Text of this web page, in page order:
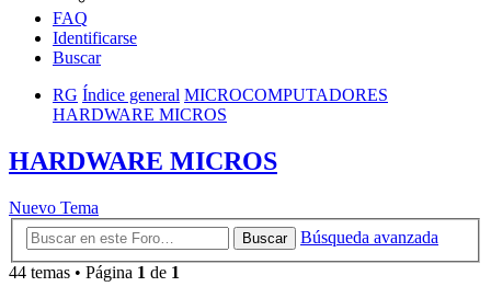
FAQ
Identificarse
Buscar
RG Índice general MICROCOMPUTADORES
HARDWARE MICROS
HARDWARE MICROS
Nuevo Tema
Buscar
Búsqueda avanzada
44 temas • Página 1 de 1